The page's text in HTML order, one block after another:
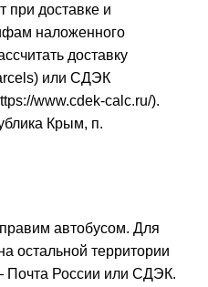
при доставке и
наложенного
доставку
) или СДЭК
www.cdek-calc.ru/).
Крым, п.
автобусом. Для
остальной территории
Почта России или СДЭК.